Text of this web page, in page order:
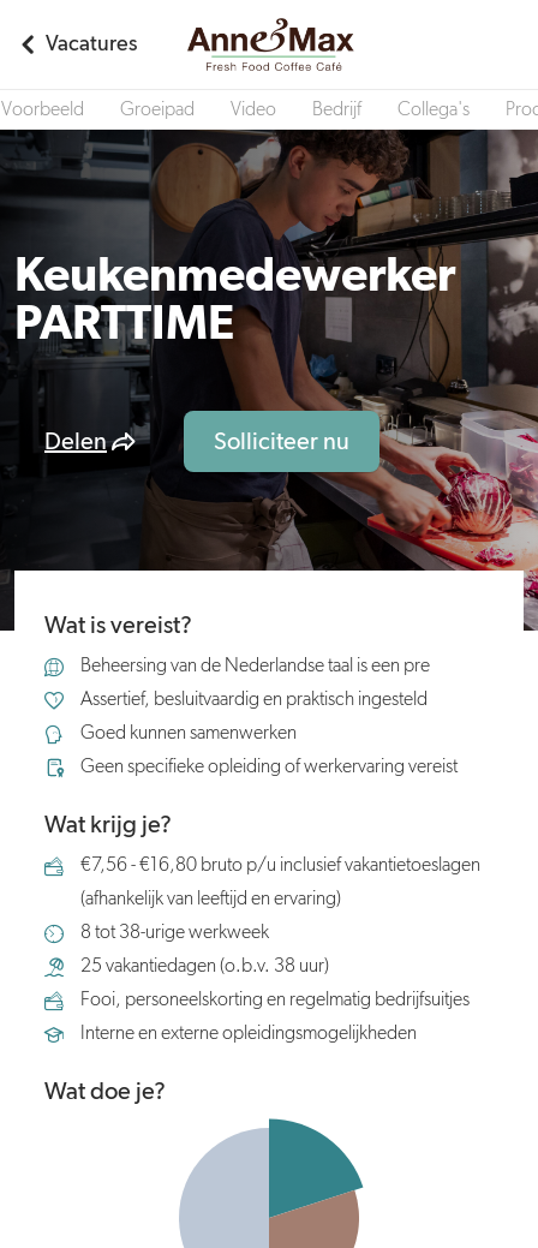
Vacatures
Voorbeeld Groeipad Video Bedrijf Collega's
Keukenmedewerker
PARTTIME
Delen Solliciteer nu
Wat is vereist?
Beheersing van de Nederlandse taal is een pre
Assertief, besluitvaardig en praktisch ingesteld
Goed kunnen samenwerken
Geen specifieke opleiding of werkervaring vereist
Wat krijg je?
€7,56 - €16,80 bruto p/u inclusief vakantietoeslagen
(afhankelijk van leeftijd en ervaring)
8 tot 38-urige werkweek
25 vakantiedagen (o.b.v. 38 uur)
Fooi, personeelskorting en regelmatig bedrijfsuitjes
Interne en externe opleidingsmogelijkheden
Wat doe je?